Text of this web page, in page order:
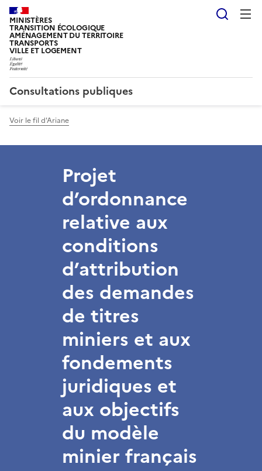
MINISTÈRES
TRANSITION ÉCOLOGIQUE
AMÉNAGEMENT DU TERRITOIRE
TRANSPORTS
VILLE ET LOGEMENT
Consultations publiques
Voir le fil d'Ariane
Projet
d’ordonnance
relative aux
conditions
d’attribution
des demandes
de titres
miniers et aux
fondements
juridiques et
aux objectifs
du modèle
minier français